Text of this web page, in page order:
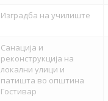
Изградба на училиште
Санација и
реконструкција на
локални улици и
патишта во општина
Гостивар